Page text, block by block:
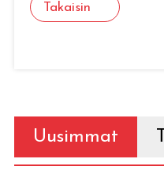
Takaisin
Uusimmat